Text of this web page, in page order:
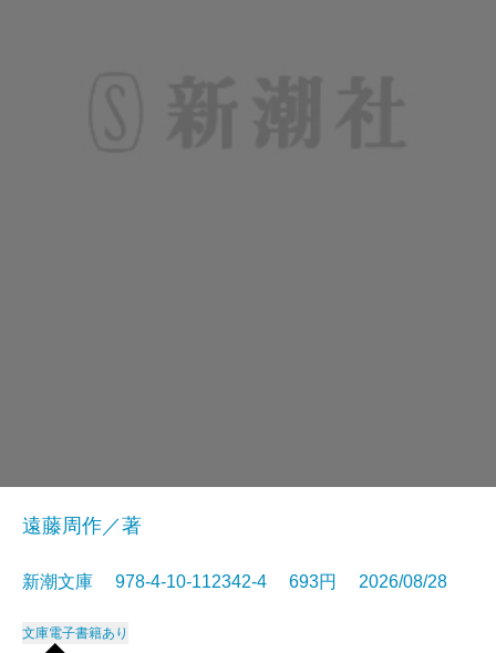
遠藤周作／著
新潮文庫 978-4-10-112342-4 693円 2026/08/28
文庫電子書籍あり